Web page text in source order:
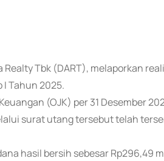
Tbk (DART), melaporkan
Tahun 2025.
(OJK) per 31 Desember
surat utang tersebut telah
hasil bersih sebesar Rp296,49